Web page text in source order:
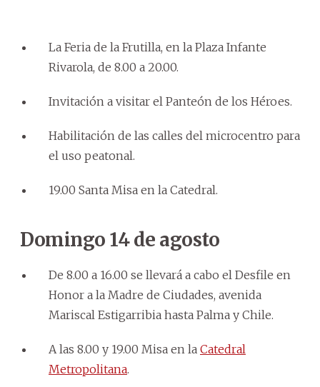
La Feria de la Frutilla, en la Plaza Infante
Rivarola, de 8.00 a 20.00.
Invitación a visitar el Panteón de los Héroes.
Habilitación de las calles del microcentro para
el uso peatonal.
19.00 Santa Misa en la Catedral.
Domingo 14 de agosto
De 8.00 a 16.00 se llevará a cabo el Desfile en
Honor a la Madre de Ciudades, avenida
Mariscal Estigarribia hasta Palma y Chile.
A las 8.00 y 19.00 Misa en la Catedral
Metropolitana.